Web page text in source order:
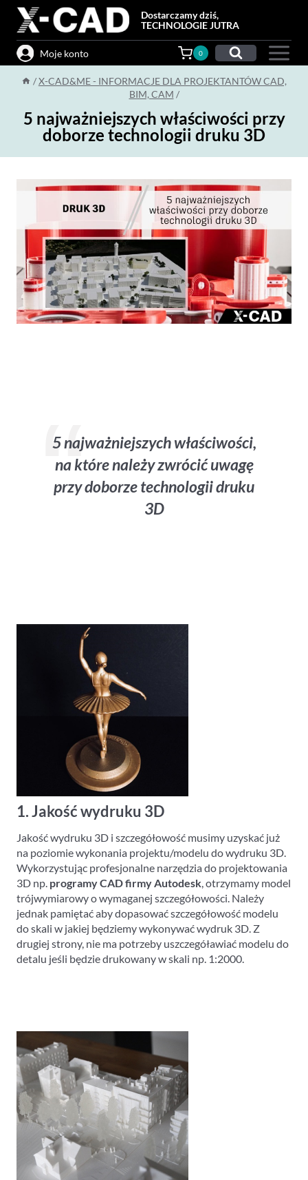
Przejdź
treści
Dostarczamy dziś,
TECHNOLOGIE JUTRA
Moje konto 0
/ X-CAD&ME - INFORMACJE DLA PROJEKTANTÓW CAD,
BIM, CAM /
5 najważniejszych właściwości przy
doborze technologii druku 3D
5 najważniejszych właściwości,
na które należy zwrócić uwagę
przy doborze technologii druku
3D
1. Jakość wydruku 3D
Jakość wydruku 3D i szczegółowość musimy uzyskać już
na poziomie wykonania projektu/modelu do wydruku 3D.
Wykorzystując profesjonalne narzędzia do projektowania
3D np. programy CAD firmy Autodesk, otrzymamy model
trójwymiarowy o wymaganej szczegółowości. Należy
jednak pamiętać aby dopasować szczegółowość modelu
do skali w jakiej będziemy wykonywać wydruk 3D. Z
drugiej strony, nie ma potrzeby uszczegóławiać modelu do
detalu jeśli będzie drukowany w skali np. 1:2000.